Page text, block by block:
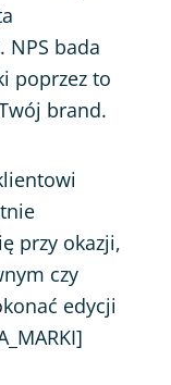
bada
poprzez to
brand.
przy okazji,
czy
edycji